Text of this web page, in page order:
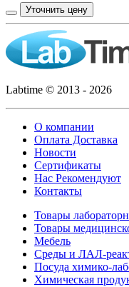
Уточнить цену
Labtime © 2013 - 2026
О компании
Оплата Доставка
Новости
Сертификаты
Нас Рекомендуют
Контакты
Товары
Товары
Мебель
Среды и ЛАЛ-
Посуда химико-
Химическая